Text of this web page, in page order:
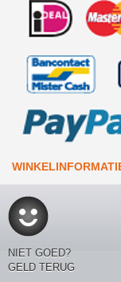
NIET GOED?
GELD TERUG